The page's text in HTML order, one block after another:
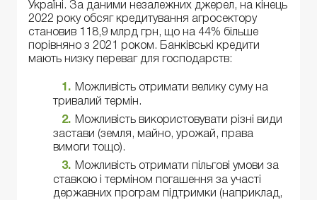
Україні. За даними незалежних джерел, на кінець
2022 року обсяг кредитування агросектору
становив 118,9 млрд грн, що на 44% більше
порівняно з 2021 роком. Банківські кредити
мають низку переваг для господарств:
Можливість отримати велику суму на
тривалий термін.
Можливість використовувати різні види
застави (земля, майно, урожай, права
вимоги тощо).
Можливість отримати пільгові умови за
ставкою і терміном погашення за участі
державних програм підтримки (наприклад,